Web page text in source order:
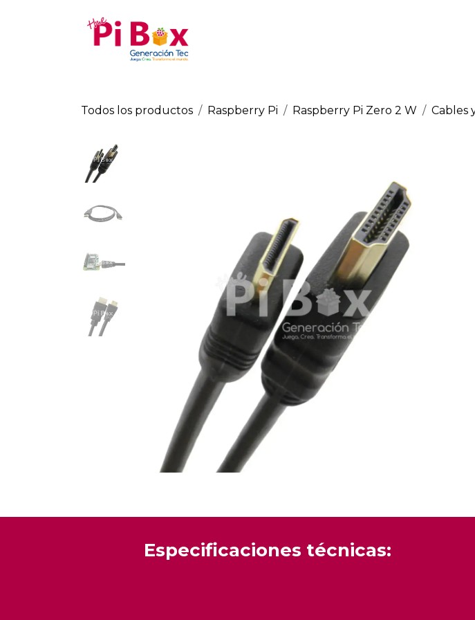
Tienda
Todos los productos Raspberry Pi Raspberry Pi Zero 2 W Cables
Especificaciones técnicas: